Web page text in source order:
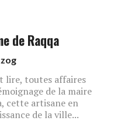
de Raqqa
lire, toutes affaires
de la maire
cette artisane en
de la ville...